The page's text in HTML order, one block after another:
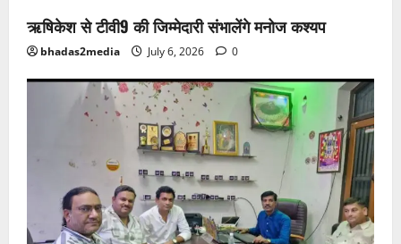
ऋषिकेश से टीवी9 की जिम्मेदारी संभालेंगे मनोज कश्यप
bhadas2media July 6, 2026 0